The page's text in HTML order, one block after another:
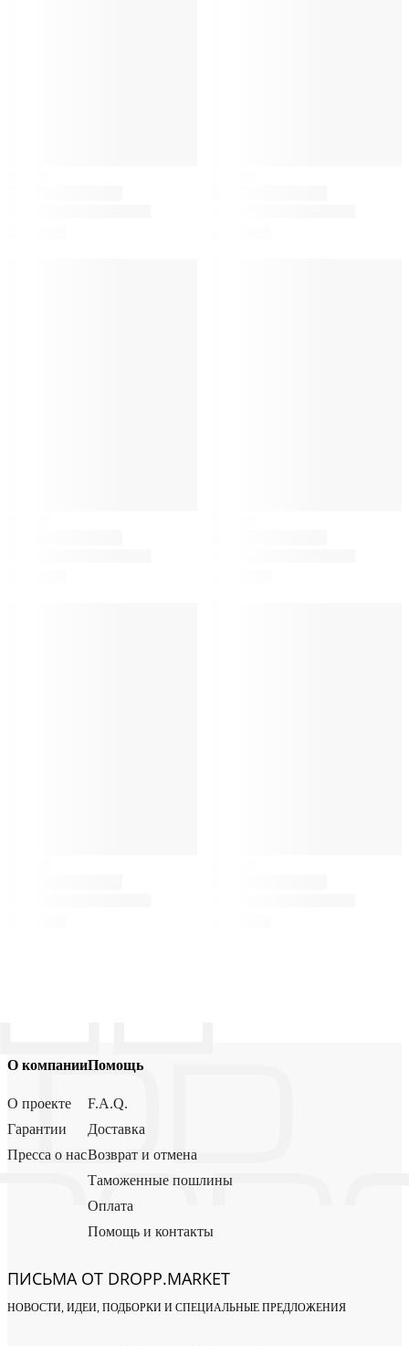
О компании
О проекте
Гарантии
Пресса о нас
Помощь
F.A.Q.
Доставка
Возврат и отмена
Таможенные пошлины
Оплата
Помощь и контакты
ПИСЬМА ОТ DROPP.MARKET
НОВОСТИ, ИДЕИ, ПОДБОРКИ И СПЕЦИАЛЬНЫЕ ПРЕДЛОЖЕНИЯ